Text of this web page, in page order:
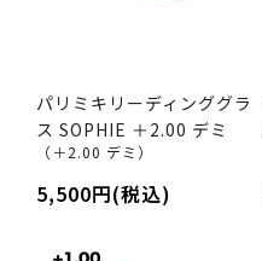
パリミキリーディンググラ
ス SOPHIE ＋2.00 デミ
（＋2.00 デミ）
5,500円(税込)